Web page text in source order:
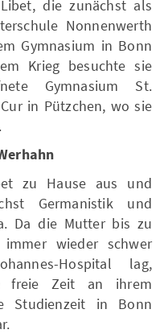
die zunächst als
Nonnenwerth
Gymnasium in Bonn
Krieg besuchte sie
Gymnasium St.
in Pützchen, wo sie
zu Hause aus und
Germanistik und
Da die Mutter bis zu
wieder schwer
Hospital lag,
freie Zeit an ihrem
Studienzeit in Bonn